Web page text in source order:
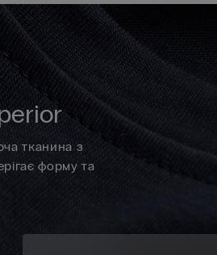
тканина з
форму та